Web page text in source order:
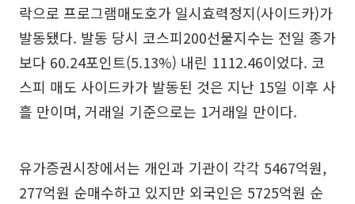
락으로 프로그램매도호가 일시효력정지(사이드카)가
발동됐다. 발동 당시 코스피200선물지수는 전일 종가
보다 60.24포인트(5.13%) 내린 1112.46이었다. 코
스피 매도 사이드카가 발동된 것은 지난 15일 이후 사
흘 만이며, 거래일 기준으로는 1거래일 만이다.
유가증권시장에서는 개인과 기관이 각각 5467억원,
277억원 순매수하고 있지만 외국인은 5725억원 순